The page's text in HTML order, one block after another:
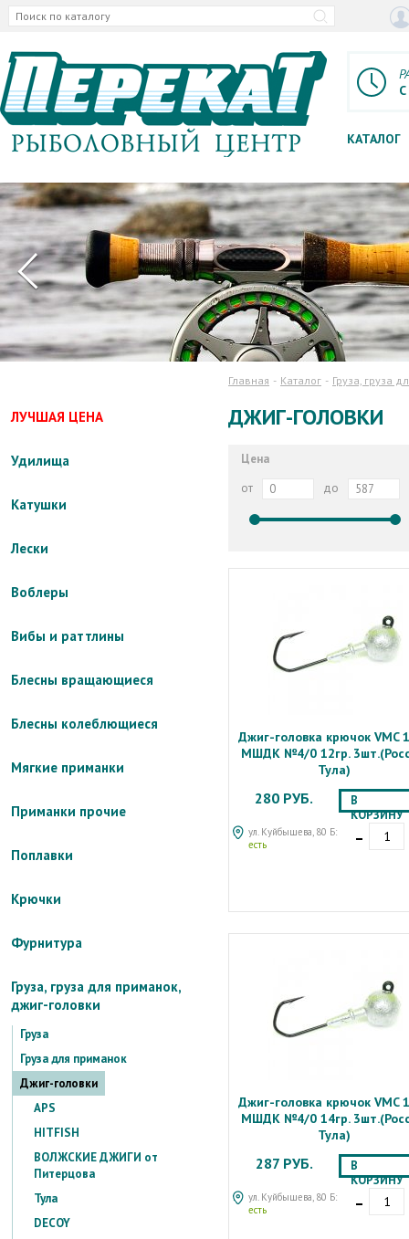
КАТАЛОГ
ЛУЧШАЯ ЦЕНА
Удилища
Катушки
Лески
Воблеры
Вибы и раттлины
Блесны вращающиеся
Блесны колеблющиеся
Мягкие приманки
Приманки прочие
Поплавки
Крючки
Фурнитура
Груза, груза для приманок,
джиг-головки
Груза
Груза для приманок
Джиг-головки
APS
HITFISH
ВОЛЖСКИЕ ДЖИГИ от
Питерцова
Тула
DECOY
Главная Каталог Груза, груза
ДЖИГ-ГОЛОВКИ
Цена
от
до
Джиг-головка крючок VMC
МШДК №4/0 12гр.
Тула)
280 РУБ.
ул. Куйбышева, 80 Б:
есть
В
КОРЗИНУ
-
Джиг-головка крючок VMC
МШДК №4/0 14гр.
Тула)
287 РУБ.
ул. Куйбышева, 80 Б:
есть
В
КОРЗИНУ
-